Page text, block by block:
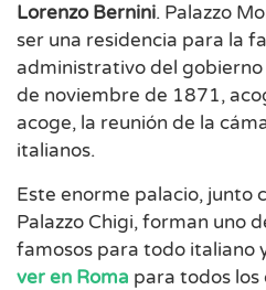
Lorenzo Bernini. Palazzo
ser una residencia para la
administrativo del
de noviembre de 1871,
acoge, la reunión de la
italianos.
Este enorme palacio, junto
Palazzo Chigi, forman uno
famosos para todo italiano
ver en Roma para todos los